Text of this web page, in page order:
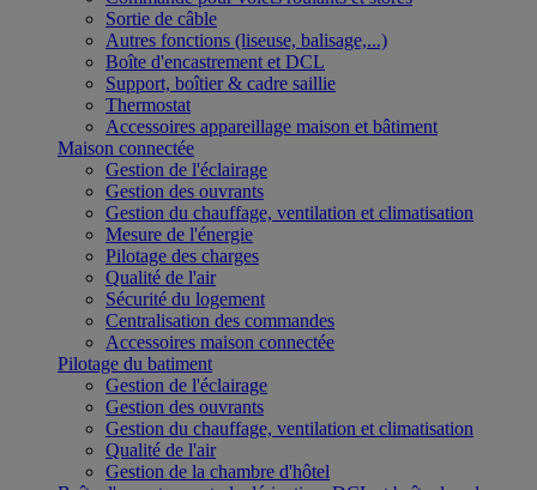
Sortie de câble
Autres fonctions (liseuse, balisage,...)
Boîte d'encastrement et DCL
Support, boîtier & cadre saillie
Thermostat
Accessoires appareillage maison et bâtiment
Maison connectée
Gestion de l'éclairage
Gestion des ouvrants
Gestion du chauffage, ventilation et climatisation
Mesure de l'énergie
Pilotage des charges
Qualité de l'air
Sécurité du logement
Centralisation des commandes
Accessoires maison connectée
Pilotage du batiment
Gestion de l'éclairage
Gestion des ouvrants
Gestion du chauffage, ventilation et climatisation
Qualité de l'air
Gestion de la chambre d'hôtel